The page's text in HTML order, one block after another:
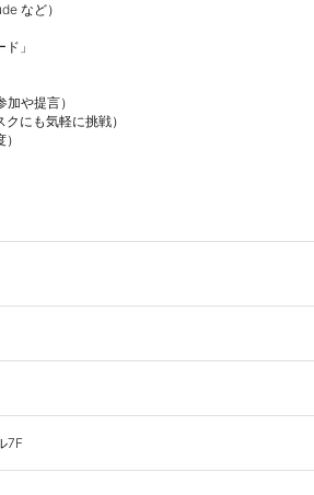
など）
」
や提言）
にも気軽に挑戦）
7F